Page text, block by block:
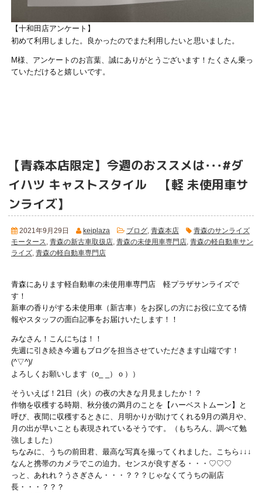
【十和田店アンケート】
初めて利用しました。良かったのでまた利用したいと思いました。
M様、アンケートのお言葉、誠にありがとうございます！たくさん乗っ
ていただけると嬉しいです。
【青森本店限定】今週のおススメは･･･#ダ
イハツ キャストスタイル
【軽 未使用車サ
ンライズ】
2021年9月29日 keiplaza ブログ 青森本店
青森のサンライズ
モータース
青森の新古車取扱店 青森の未使用車専門店 青森の軽自動車サン
ライズ 青森の軽自動車専門店
青森にあります軽自動車の未使用車専門店 軽プラザサンライズで
す！
新車の香りがする未使用車（新古車）をお探しの方にお役に立てる情
報やスタッフの面白記事をお届けいたします！！
みなさん！こんにちは！！
先週に引き続き今週もブログを担当させていただきます山端です！
(^▽^)/
よろしくお願いします（o_ _）ｏ））
そういえば！21日（火）の夜の大きな月見ましたか！？
作物を収穫する時期、秋分後の満月のことを【ハーベストムーン】と
呼び、夜間に収穫するときに、月明かりが助けてくれる9月の満月や、
月の出が早いことも表現されているそうです。（もちろん、調べて勉
強しました ）
ちなみに、うちの前田君、最高な写真を撮ってくれました。こちら↓↓↓
なんと携帯のカメラでこの迫力。センスが良すぎる・・・♡♡♡
っと、あれれ？うさぎさん・・・？？？じゃなくてうちの副店
長・・・？？？